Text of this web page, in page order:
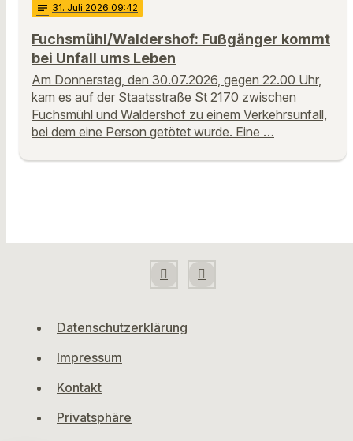
notes 31. Juli 2026 09:42
Fuchsmühl/Waldershof: Fußgänger kommt
bei Unfall ums Leben
Am Donnerstag, den 30.07.2026, gegen 22.00 Uhr,
kam es auf der Staatsstraße St 2170 zwischen
Fuchsmühl und Waldershof zu einem Verkehrsunfall,
bei dem eine Person getötet wurde. Eine …
Datenschutzerklärung
Impressum
Kontakt
Privatsphäre